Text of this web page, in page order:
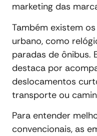
marketing das
Também existem
urbano, como
paradas de ônibus.
destaca por
deslocamentos
transporte ou
Para entender
convencionais, as